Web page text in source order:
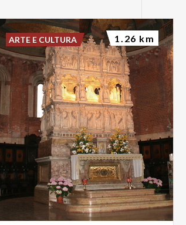
ARTE E CULTURA 1.26 km